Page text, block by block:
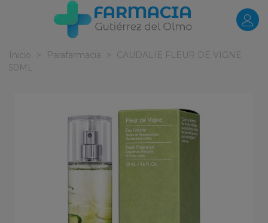
Inicio > Parafarmacia >
CAUDALIE FLEUR DE VIGNE
50ML